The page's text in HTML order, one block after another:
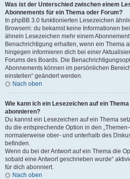
Was ist der Unterschied zwischen einem
Abonnements für ein Thema oder Forum?
In phpBB 3.0 funktionierten Lesezeichen
Browsern: du bekamst keine Informationen
ähneln Lesezeichen mehr einem
Benachrichtigung erhalten, wenn ein Thema
hingegen informieren dich bei einer
Forums des Boards. Die
Abonnements können im persönlichen
einstellen“ geändert werden.
Nach oben
Wie kann ich ein Lesezeichen auf ein
abonnieren?
Du kannst ein Lesezeichen auf ein Thema
du die entsprechende Option in den
normalerweise ober- und unterhalb des
befinden.
Wenn du bei der Antwort auf ein Thema die
sobald eine Antwort geschrieben wurde“
für dich abonniert.
Nach oben